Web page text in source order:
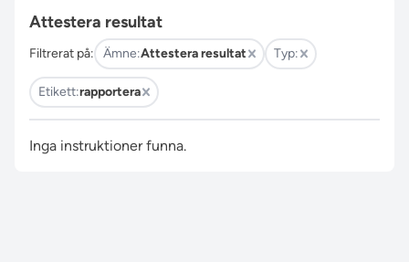
Attestera resultat
Filtrerat på: Ämne:Attestera resultat Typ:
Etikett:rapportera
Inga instruktioner funna.